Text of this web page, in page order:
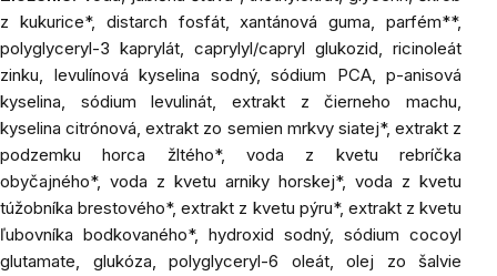
z kukurice*, distarch fosfát, xantánová guma, parfém**,
polyglyceryl-3 kaprylát, caprylyl/capryl glukozid, ricinoleát
zinku, levulínová kyselina sodný, sódium PCA, p-anisová
kyselina, sódium levulinát, extrakt z čierneho machu,
kyselina citrónová, extrakt zo semien mrkvy siatej*, extrakt z
podzemku horca žltého*, voda z kvetu rebríčka
obyčajného*, voda z kvetu arniky horskej*, voda z kvetu
túžobníka brestového*, extrakt z kvetu pýru*, extrakt z kvetu
ľubovníka bodkovaného*, hydroxid sodný, sódium cocoyl
glutamate, glukóza, polyglyceryl-6 oleát, olej zo šalvie